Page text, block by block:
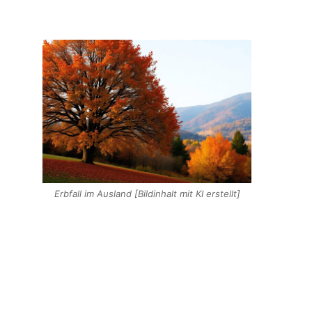
Erbfall im Ausland [Bildinhalt mit KI erstellt]